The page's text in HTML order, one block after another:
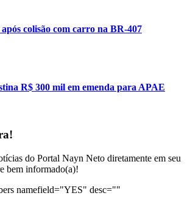
colisão com carro na BR-407
R$ 300 mil em emenda para APAE
do Portal Nayn Neto diretamente em seu
bem informado(a)!
namefield="YES" desc=""